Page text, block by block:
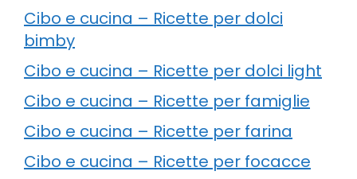
Cibo e cucina – Ricette per dolci
bimby
Cibo e cucina – Ricette per dolci light
Cibo e cucina – Ricette per famiglie
Cibo e cucina – Ricette per farina
Cibo e cucina – Ricette per focacce